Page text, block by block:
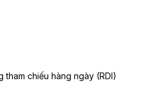
tham chiếu hàng ngày (RDI)